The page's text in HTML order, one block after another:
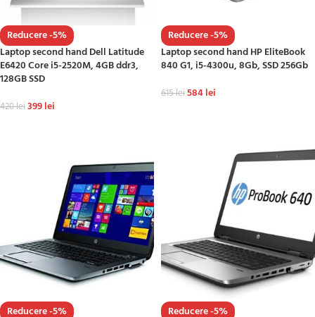
Reducere -5%
Laptop second hand Dell Latitude
E6420 Core i5-2520M, 4GB ddr3,
128GB SSD
420lei399lei
Reducere -5%
Laptop second hand HP EliteBook
840 G1, i5-4300u, 8Gb, SSD 256Gb
615lei584lei
Reducere -5%
Reducere -5%